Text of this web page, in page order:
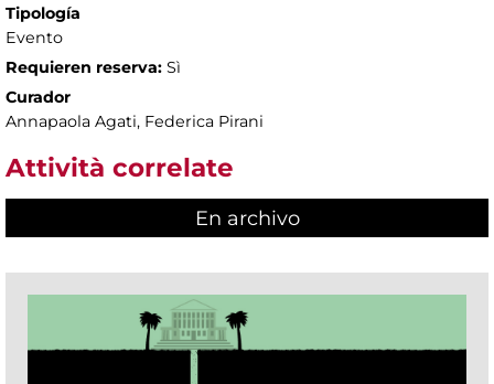
Tipología
Evento
Requieren reserva: Sì
Curador
Annapaola Agati, Federica Pirani
Attività correlate
En archivo